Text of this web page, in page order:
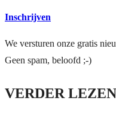
Inschrijven
We versturen onze gratis
Geen spam, beloofd ;-)
VERDER